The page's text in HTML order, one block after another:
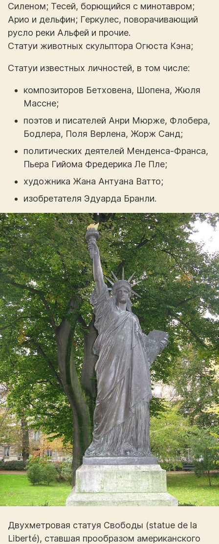
Силеном; Тесей, борющийся с минотавром;
Арио и дельфин; Геркулес, поворачивающий
русло реки Альфей и прочие.
Статуи животных скульптора Огюста Кэна;
Статуи известных личностей, в том числе:
композиторов Бетховена, Шопена, Жюля
Массне;
поэтов и писателей Анри Мюрже, Флобера,
Бодлера, Поля Верлена, Жорж Санд;
политических деятелей Менденса-Франса,
Пьера Гийома Фредерика Ле Пле;
художника Жана Антуана Ватто;
изобретателя Эдуарда Бранли.
Двухметровая статуя Свободы (statue de la
Liberté), ставшая прообразом американского